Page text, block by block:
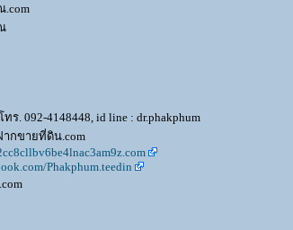
.com
. 092-4148448, id line : dr.phakphum
ากขายที่ดิน.com
Phakphum.teedin